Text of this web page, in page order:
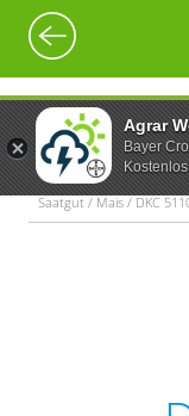
Agrar
Bayer
Saatgut / Mais / DKC